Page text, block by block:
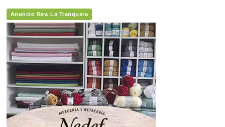
Anuncio Rev. La Tranquera